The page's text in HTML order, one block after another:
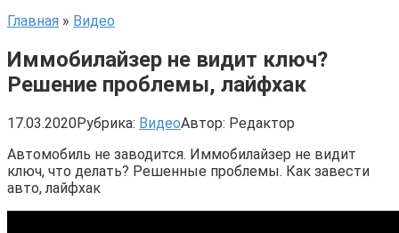
Главная » Видео
Иммобилайзер не видит ключ?
Решение проблемы, лайфхак
17.03.2020Рубрика: ВидеоАвтор: Редактор
Автомобиль не заводится. Иммобилайзер не видит
ключ, что делать? Решенные проблемы. Как завести
авто, лайфхак